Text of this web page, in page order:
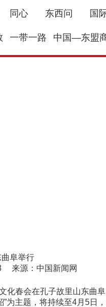
同心 东西问 国
一带一路 中国—东盟
阜举行
来源：中国新闻网
春会在孔子故里山东曲阜
主题，将持续至4月5日